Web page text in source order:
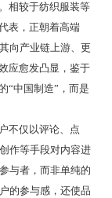
相较于纺织服装等
表，正朝着高端
向产业链上游、更
应愈发凸显，鉴于
“中国制造”，而是
不仅以评论、点
作等手段对内容进
与者，而非单纯的
的参与感，还使品